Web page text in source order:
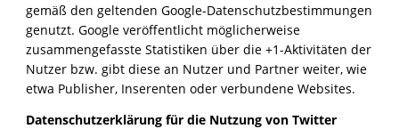
gemäß den geltenden Google-Datenschutzbestimmungen
genutzt. Google veröffentlicht möglicherweise
zusammengefasste Statistiken über die +1-Aktivitäten der
Nutzer bzw. gibt diese an Nutzer und Partner weiter, wie
etwa Publisher, Inserenten oder verbundene Websites.
Datenschutzerklärung für die Nutzung von Twitter